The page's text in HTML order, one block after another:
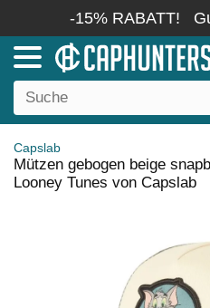
-15% RABATT!
Capslab
Mützen gebogen beige
Looney Tunes von Capslab